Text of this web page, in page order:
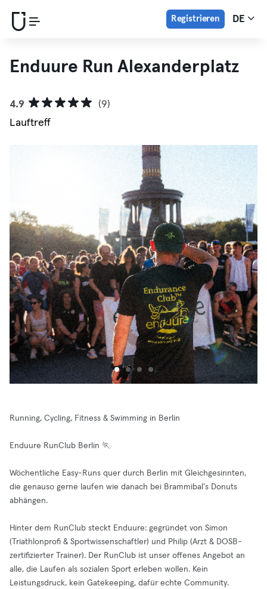
Registrieren DE
Enduure Run Alexanderplatz
4.9
(9)
Lauftreff
Running, Cycling, Fitness & Swimming in Berlin
Enduure RunClub Berlin 🏃
Wöchentliche Easy-Runs quer durch Berlin mit Gleichgesinnten,
die genauso gerne laufen wie danach bei Brammibal's Donuts
abhängen.
Hinter dem RunClub steckt Enduure: gegründet von Simon
(Triathlonprofi & Sportwissenschaftler) und Philip (Arzt & DOSB-
zertifizierter Trainer). Der RunClub ist unser offenes Angebot an
alle, die Laufen als sozialen Sport erleben wollen. Kein
Leistungsdruck, kein Gatekeeping, dafür echte Community.